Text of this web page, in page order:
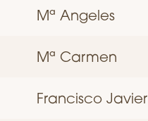
Mª Angeles
Mª Carmen
Francisco Javier